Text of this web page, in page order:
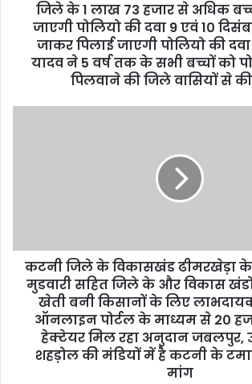
जिले के 1 लाख 73 हजार से अधिक
जाएगी पोलियो की दवा 9 एवं 10
जाकर पिलाई जाएगी पोलियो की
यादव ने 5 वर्ष तक के सभी बच्चों को
पिलवाने की जिले वासियों से
कटनी जिले के विकासखंड ढीमरखेड़ा के
मुडवारी सहित जिले के और विकास
खेती बनी किसानों के लिए
ऑनलाइन पोर्टल के माध्यम से 20
हेक्टेयर मिल रहा अनुदान जबलपुर,
शहड़ोल की मंडियों में है कटनी के
मांग